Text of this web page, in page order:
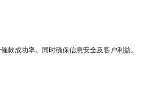
成功率。同时确保信息安全及客户利益。